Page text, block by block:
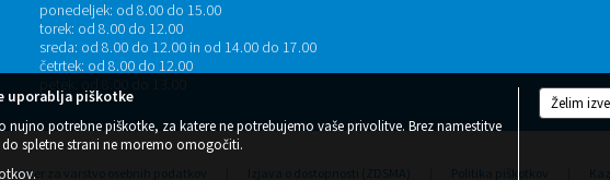
ponedeljek: od 8.00 do 15.00
torek: od 8.00 do 12.00
sreda: od 8.00 do 12.00 in od 14.00 do 17.00
četrtek: od 8.00 do 12.00
Center za varstvo osebnih podatkov Izjava o dostopnosti (ZDSMA) Politika piškotkov
uporablja piškotke
potrebne piškotke, za katere ne potrebujemo vaše privolitve. Brez namestitve
spletne strani ne moremo omogočiti.
.
Želim